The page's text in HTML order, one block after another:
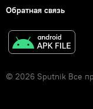
Обратная связь
© 2026 Sputnik Все